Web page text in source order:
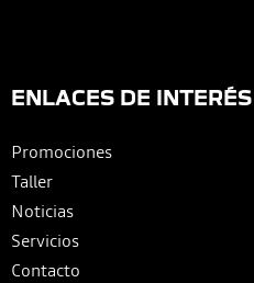
ENLACES DE INTERÉS
Promociones
Taller
Noticias
Servicios
Contacto